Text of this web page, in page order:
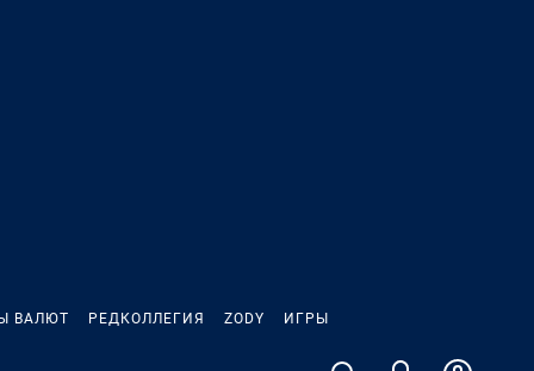
ВАЛЮТ РЕДКОЛЛЕГИЯ ZODY ИГРЫ